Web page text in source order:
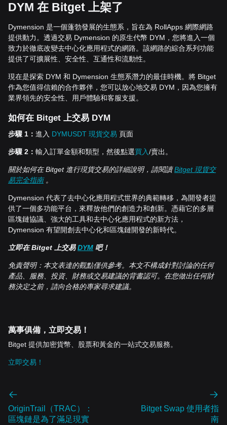
DYM 在 Bitget 上架了
Dymension 是一個蓬勃發展的生態系，旨在為 RollApps 網際網路
提供動力。透過交易 Dymension 的原生代幣 DYM，您將進入一個
致力於徹底改變去中心化應用程式的網路。該網路的綜合系列功能
提供了可擴展性、安全性、互通性和流動性。
現在是探索 DYM 和 Dymension 生態系潛力的最佳時機。將 Bitget
作為您值得信賴的合作夥伴，您可以放心地交易 DYM，因為您擁有
業界領先的安全性、用戶體驗和客服支援。
如何在 Bitget 上交易 DYM
步驟 1 ： 進入 DYMUSDT 現貨交易 頁面
步驟 2 ： 輸入訂單金額和類型，然後點選買入/賣出。
關於如何在Bitget 進行現貨交易的詳細說明，請閱讀 Bitget現貨交
易完全指南 。
Dymension 代表了去中心化應用程式世界的典範轉移，為開發者提
供了一個多功能平台，來釋放他們的創造力和創新。憑藉它的多層
區塊鏈協議、強大的工具和去中心化應用程式的新方法，
Dymension 有望開創去中心化和區塊鏈開發的新時代。
立即在Bitget 上交易 DYM 吧！
免責聲明：本文表達的觀點僅供參考。本文不構成針對討論的任何
產品、服務、投資、財務或交易建議的背書認可。在您做出任何財
務決定之前，請向合格的專家尋求建議。
萬事俱備，立即交易！
Bitget 提供加密貨幣、股票和黃金的一站式交易服務。
立即交易！
OriginTrail（TRAC）：
區塊鏈是為了滿足現實
Bitget Swap 使用者指
南